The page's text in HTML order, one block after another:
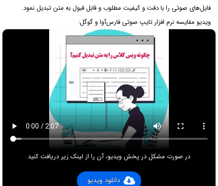
فایل‌های صوتی را با دقت و کیفیت مطلوب و قابل قبول به متن تبدیل نمود.
ویدیو مقایسه نرم افزار تایپ صوتی فارس‌آوا و گوگل:
در صورت مشکل در پخش ویدیو، آن را از لینک زیر دریافت کنید
دانلود ویدیو